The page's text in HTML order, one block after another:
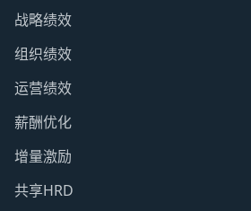
战略绩效
组织绩效
运营绩效
薪酬优化
增量激励
共享HRD